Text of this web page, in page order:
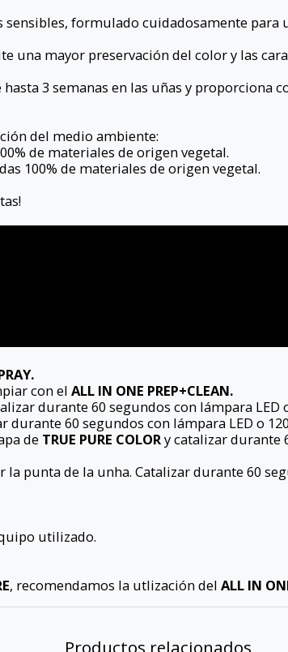
formulado cuidadosamente
una mayor preservación del color y las
3 semanas en las uñas y proporciona
del medio ambiente:
de materiales de origen vegetal.
100% de materiales de origen vegetal.
con el ALL IN ONE PREP+CLEAN.
durante 60 segundos con lámpara LED
durante 60 segundos con lámpara LED o
de TRUE PURE COLORy catalizar durante
la punta de la unha. Catalizar durante 60
utilizado.
, recomendamos la utlización del ALL IN
Productos relacionados